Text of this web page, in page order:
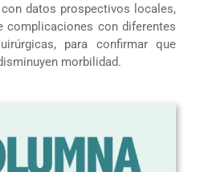
datos prospectivos locales,
complicaciones con diferentes
para confirmar que
morbilidad.